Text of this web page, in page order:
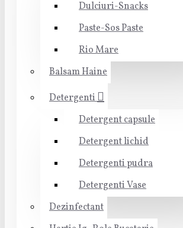
Dulciuri-Snacks
Paste-Sos Paste
Rio Mare
Balsam Haine
Detergenti
Detergent capsule
Detergent lichid
Detergenti pudra
Detergenti Vase
Dezinfectant